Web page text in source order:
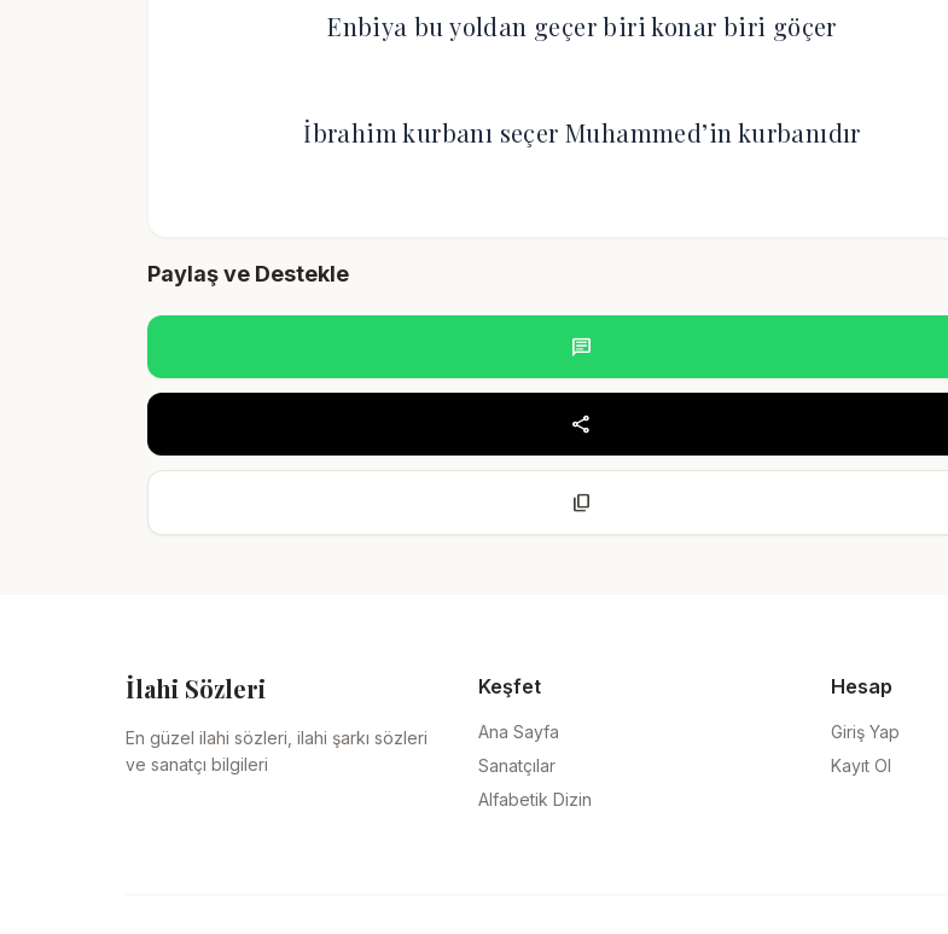
Enbiya bu yoldan geçer biri konar biri göçer
İbrahim kurbanı seçer Muhammed’in kurbanıdır
Paylaş ve Destekle
chat
share
content_copy
İlahi Sözleri
En güzel ilahi sözleri, ilahi şarkı sözleri
ve sanatçı bilgileri
Keşfet
Ana Sayfa
Sanatçılar
Alfabetik Dizin
Hesap
Giriş Yap
Kayıt Ol